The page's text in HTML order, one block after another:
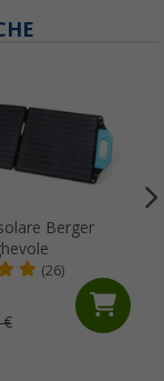
Berger
(26)
€